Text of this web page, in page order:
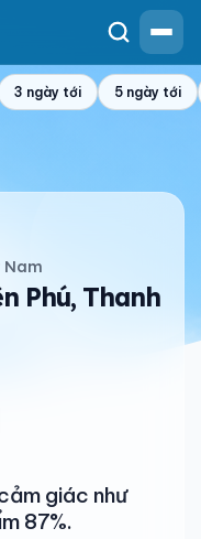
3 ngày tới 5 ngày tới
Nam
Phú, Thanh
giác như
87%.